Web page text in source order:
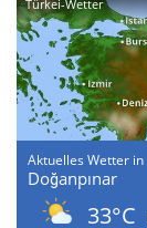
Türkei-Wetter
Aktuelles Wetter in
Doğanpınar
33°C